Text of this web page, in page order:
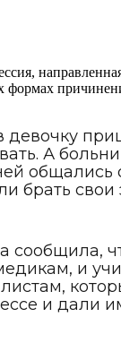
формах
девочку
А
общались
брать
сообщила,
и
и дали